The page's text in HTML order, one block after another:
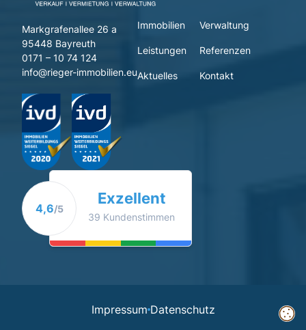
Markgrafenallee 26 a
95448 Bayreuth
0171 – 10 74 124
info@rieger-immobilien.eu
Immobilien Verwaltung
Leistungen Referenzen
Aktuelles Kontakt
4,6/5
Exzellent
39 Kundenstimmen
Impressum Datenschutz